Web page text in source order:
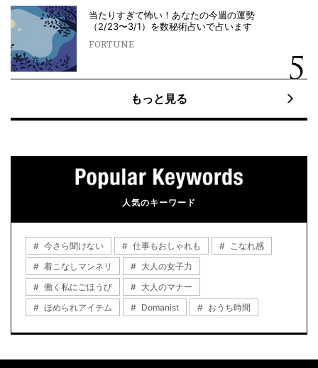
当たりすぎて怖い！あなたの今週の運勢
（2/23〜3/1）を数秘術占いで占います
FORTUNE
もっと見る
人気のキーワード
今さら聞けない 仕事もおしゃれも
こなれ感
着こなしマンネリ
大人の女子力
働く私にごほうび
大人のマナー
ほめられアイテム
Domanist おうち時間